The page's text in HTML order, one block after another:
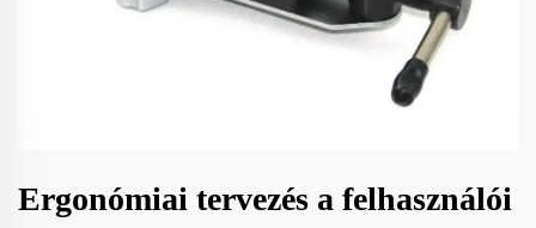
Ergonómiai tervezés a felhasználói